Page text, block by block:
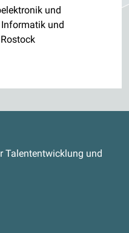
und
und
Talententwicklung und